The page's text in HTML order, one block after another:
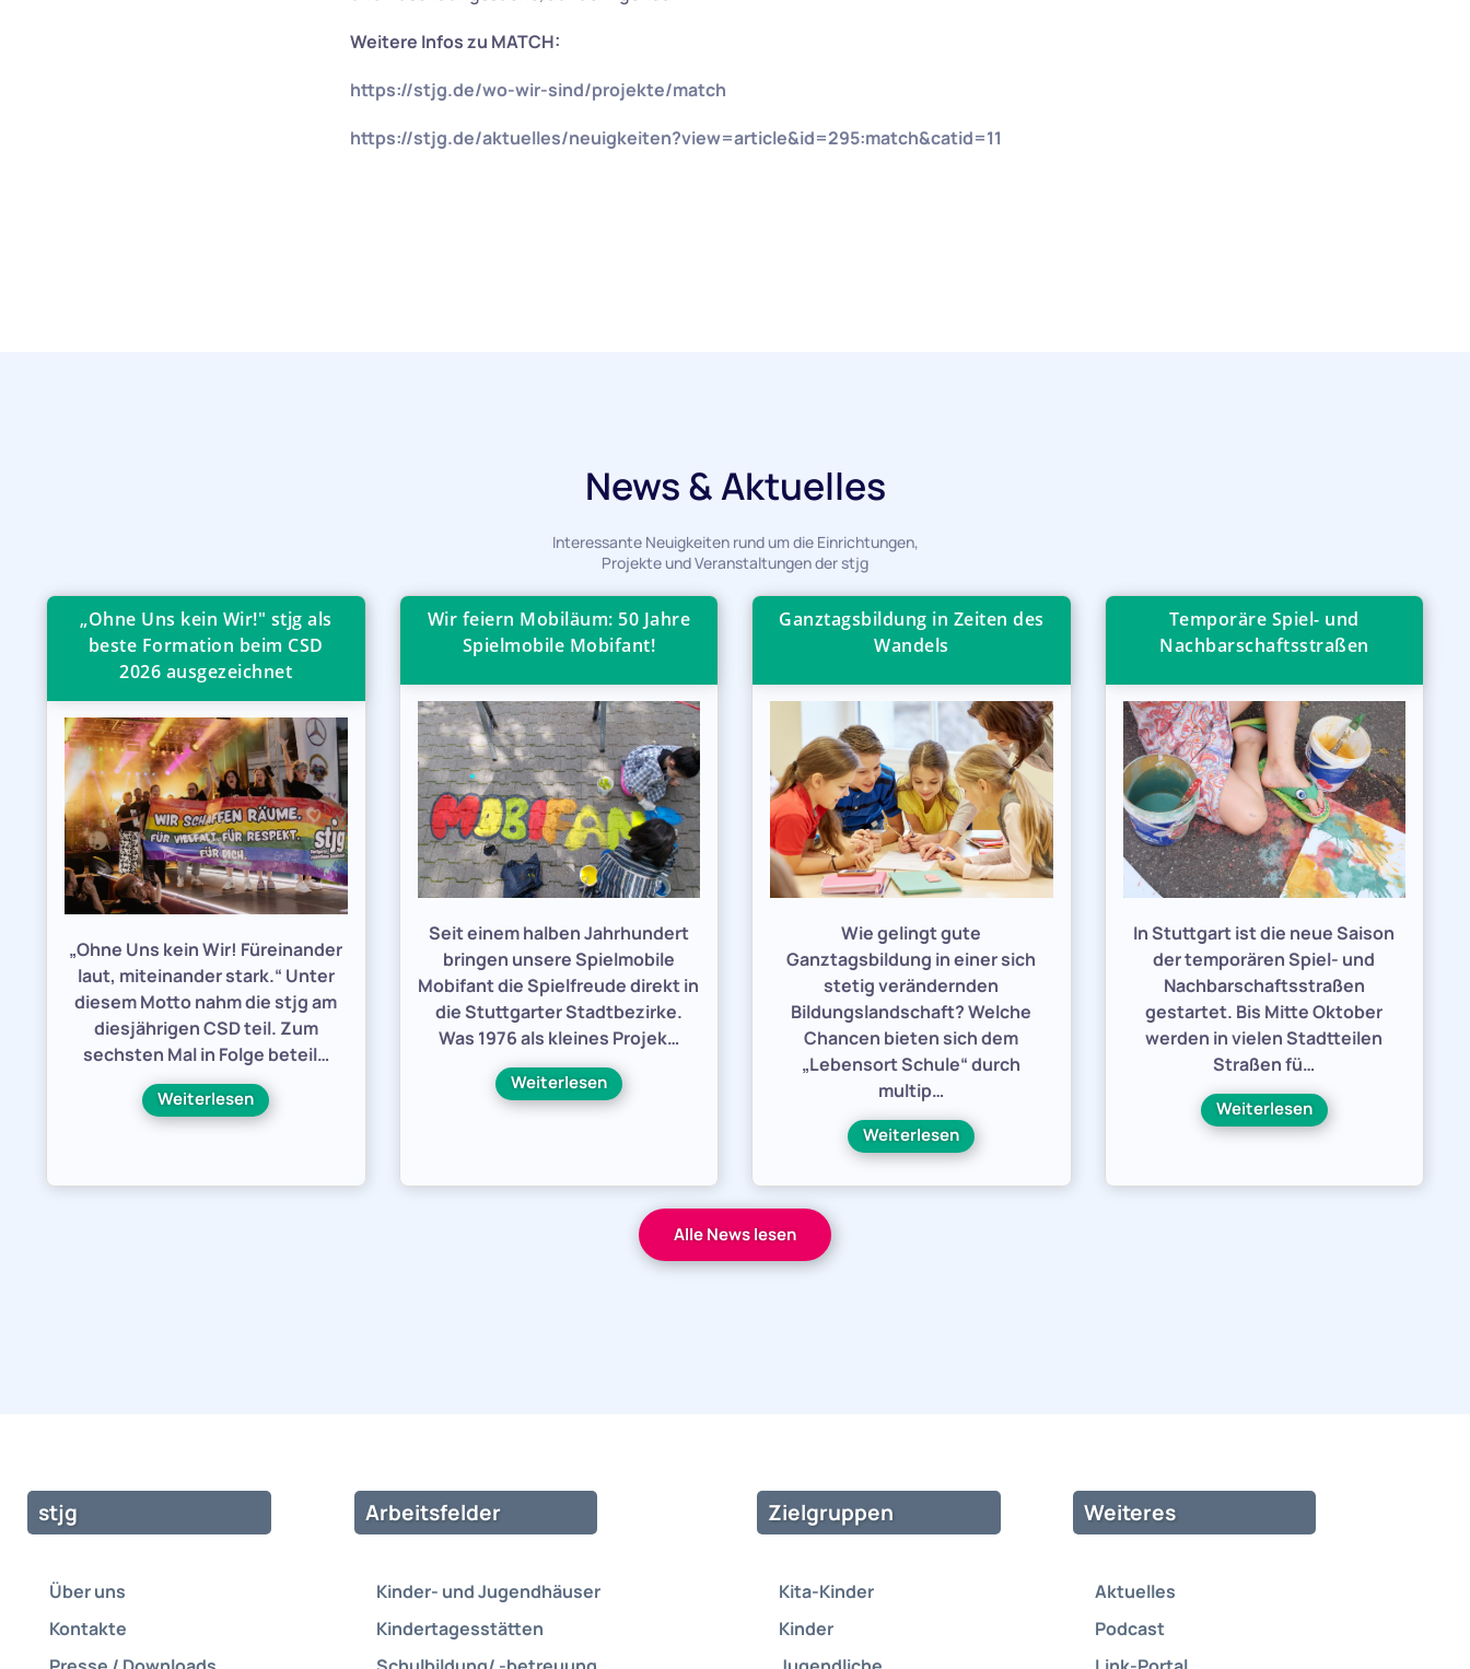
Weitere Infos zu MATCH:
https://stjg.de/wo-wir-sind/projekte/match
https://stjg.de/aktuelles/neuigkeiten?view=article&id=295:match&catid=11
News & Aktuelles
Interessante Neuigkeiten rund um die Einrichtungen,
Projekte und Veranstaltungen der stjg
„Ohne Uns kein Wir!" stjg als
beste Formation beim CSD
2026 ausgezeichnet
„Ohne Uns kein Wir! Füreinander
laut, miteinander stark.“ Unter
diesem Motto nahm die stjg am
diesjährigen CSD teil. Zum
sechsten Mal in Folge beteil…
Weiterlesen
Wir feiern Mobiläum: 50 Jahre
Spielmobile Mobifant!
Seit einem halben Jahrhundert
bringen unsere Spielmobile
Mobifant die Spielfreude direkt in
die Stuttgarter Stadtbezirke.
Was 1976 als kleines Projek…
Weiterlesen
Ganztagsbildung in Zeiten des
Wandels
Wie gelingt gute
Ganztagsbildung in einer sich
stetig verändernden
Bildungslandschaft? Welche
Chancen bieten sich dem
„Lebensort Schule“ durch
multip…
Weiterlesen
Temporäre Spiel- und
Nachbarschaftsstraßen
In Stuttgart ist die neue Saison
der temporären Spiel- und
Nachbarschaftsstraßen
gestartet. Bis Mitte Oktober
werden in vielen Stadtteilen
Straßen fü…
Weiterlesen
Alle News lesen
stjg
Über uns
Kontakte
Arbeitsfelder
Kinder- und Jugendhäuser
Kindertagesstätten
Zielgruppen
Kita-Kinder
Kinder
Weiteres
Aktuelles
Podcast